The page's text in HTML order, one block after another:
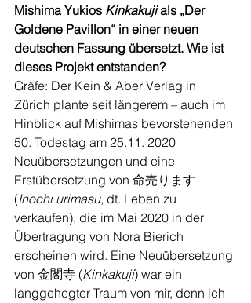
Mishima Yukios Kinkakuji als „Der
Goldene Pavillon“ in einer neuen
deutschen Fassung übersetzt. Wie ist
dieses Projekt entstanden?
Gräfe: Der Kein & Aber Verlag in
Zürich plante seit längerem – auch im
Hinblick auf Mishimas bevorstehenden
50. Todestag am 25.11. 2020
Neuübersetzungen und eine
Erstübersetzung von 命売ります
(Inochi urimasu, dt. Leben zu
verkaufen), die im Mai 2020 in der
Übertragung von Nora Bierich
erscheinen wird. Eine Neuübersetzung
von 金閣寺 (Kinkakuji) war ein
langgehegter Traum von mir, denn ich